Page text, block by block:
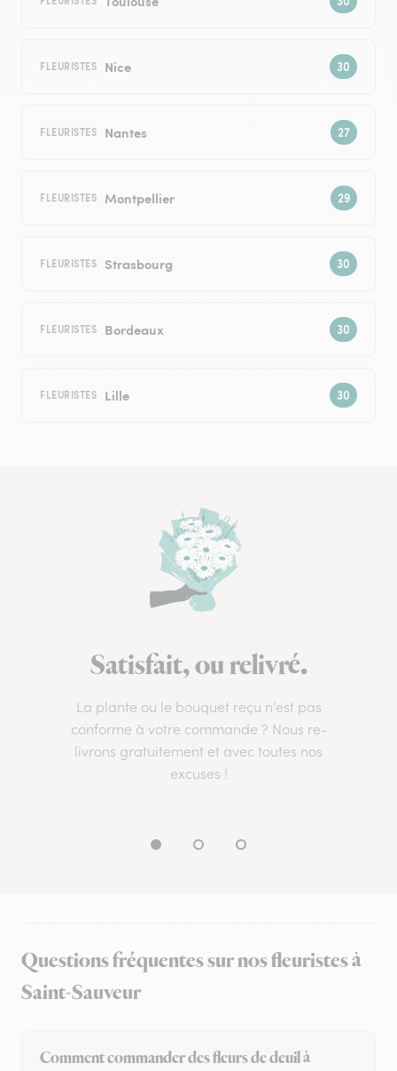
FLEURISTES Nice
FLEURISTES Nantes
FLEURISTES Montpellier
FLEURISTES Strasbourg
FLEURISTES Bordeaux
FLEURISTES Lille
Satisfait, ou relivré.
La plante ou le bouquet reçu n’est pas
conforme à votre commande ? Nous re-
livrons gratuitement et avec toutes nos
excuses !
Questions fréquentes sur nos fleuristes à
Saint-Sauveur
Comment commander des fleurs de deuil à